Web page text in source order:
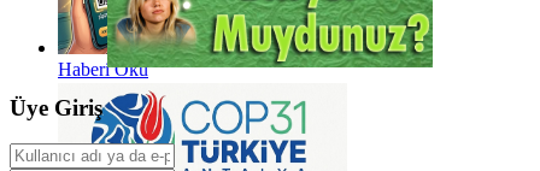
Haberi Oku
Üye Giriş